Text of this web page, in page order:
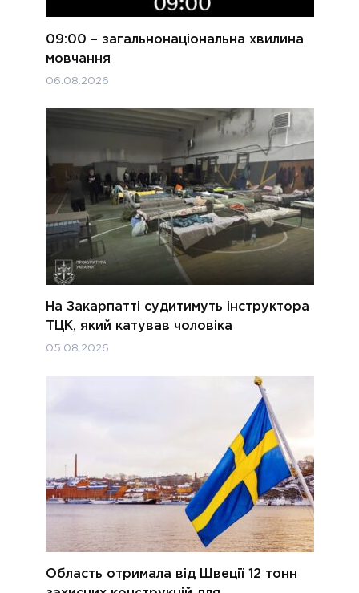
09:00 – загальнонаціональна хвилина
мовчання
06.08.2026
На Закарпатті судитимуть інструктора
ТЦК, який катував чоловіка
05.08.2026
Область отримала від Швеції 12 тонн